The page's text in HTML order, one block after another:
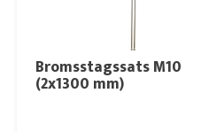
Bromsstagssats M10
(2x1300 mm)